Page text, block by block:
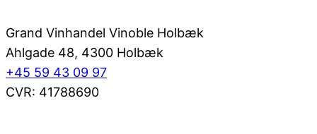
Grand Vinhandel Vinoble Holbæk
Ahlgade 48, 4300 Holbæk
+45 59 43 09 97
CVR: 41788690